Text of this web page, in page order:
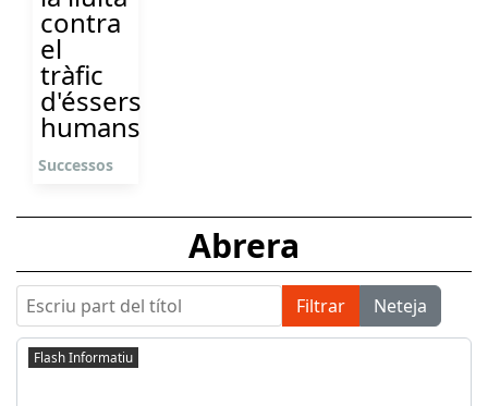
contra
el
tràfic
d'éssers
humans
Successos
Abrera
Escriu part del títol Filtrar Neteja
Flash Informatiu